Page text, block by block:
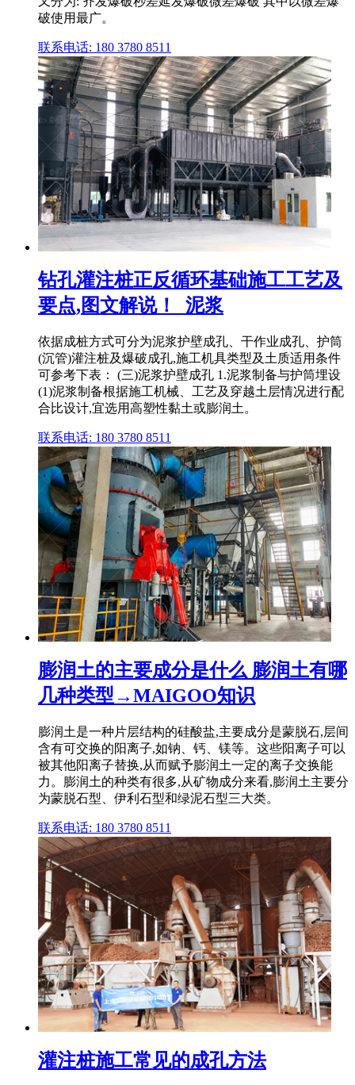
破使用最广。
联系电话: 180 3780 8511
钻孔灌注桩正反循环基础施工工艺及
要点,图文解说！_泥浆
依据成桩方式可分为泥浆护壁成孔、干作业成孔、护筒
(沉管)灌注桩及爆破成孔,施工机具类型及土质适用条件
可参考下表： (三)泥浆护壁成孔 1.泥浆制备与护筒埋设
(1)泥浆制备根据施工机械、工艺及穿越土层情况进行配
合比设计,宜选用高塑性黏土或膨润土。
联系电话: 180 3780 8511
膨润土的主要成分是什么 膨润土有哪
几种类型→MAIGOO知识
膨润土是一种片层结构的硅酸盐,主要成分是蒙脱石,层间
含有可交换的阳离子,如钠、钙、镁等。这些阳离子可以
被其他阳离子替换,从而赋予膨润土一定的离子交换能
力。膨润土的种类有很多,从矿物成分来看,膨润土主要分
为蒙脱石型、伊利石型和绿泥石型三大类。
联系电话: 180 3780 8511
灌注桩施工常见的成孔方法